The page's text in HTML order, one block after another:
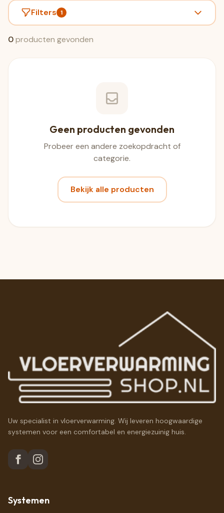
Filters 1
0producten gevonden
Geen producten gevonden
Probeer een andere zoekopdracht of
categorie.
Bekijk alle producten
Uw specialist in vloerverwarming. Wij leveren hoogwaardige
systemen voor een comfortabel en energiezuinig huis.
Systemen